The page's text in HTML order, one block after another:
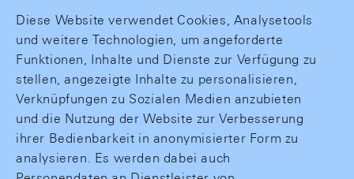
Diese Website verwendet Cookies, Analysetools
und weitere Technologien, um angeforderte
Funktionen, Inhalte und Dienste zur Verfügung zu
stellen, angezeigte Inhalte zu personalisieren,
Verknüpfungen zu Sozialen Medien anzubieten
und die Nutzung der Website zur Verbesserung
ihrer Bedienbarkeit in anonymisierter Form zu
analysieren. Es werden dabei auch